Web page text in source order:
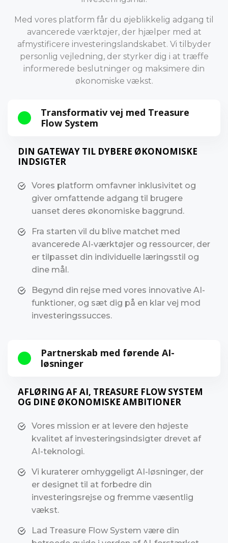
Med vores platform får du øjeblikkelig adgang til
avancerede værktøjer, der hjælper med at
afmystificere investeringslandskabet. Vi tilbyder
personlig vejledning, der styrker dig i at træffe
informerede beslutninger og maksimere din
økonomiske vækst.
Transformativ vej med Treasure
Flow System
DIN GATEWAY TIL DYBERE ØKONOMISKE
INDSIGTER
Vores platform omfavner inklusivitet og
giver omfattende adgang til brugere
uanset deres økonomiske baggrund.
Fra starten vil du blive matchet med
avancerede AI-værktøjer og ressourcer, der
er tilpasset din individuelle læringsstil og
dine mål.
Begynd din rejse med vores innovative AI-
funktioner, og sæt dig på en klar vej mod
investeringssucces.
Partnerskab med førende AI-
løsninger
AFLØRING AF AI, TREASURE FLOW SYSTEM
OG DINE ØKONOMISKE AMBITIONER
Vores mission er at levere den højeste
kvalitet af investeringsindsigter drevet af
AI-teknologi.
Vi kuraterer omhyggeligt AI-løsninger, der
er designet til at forbedre din
investeringsrejse og fremme væsentlig
vækst.
Lad Treasure Flow System være din